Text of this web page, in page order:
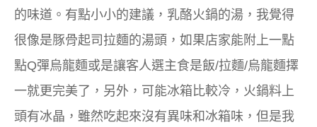
的味道。有點小小的建議，乳酪火鍋的湯，我覺得
很像是豚骨起司拉麵的湯頭，如果店家能附上一點
點Q彈烏龍麵或是讓客人選主食是飯/拉麵/烏龍麵擇
一就更完美了，另外，可能冰箱比較冷，火鍋料上
頭有冰晶，雖然吃起來沒有異味和冰箱味，但是我